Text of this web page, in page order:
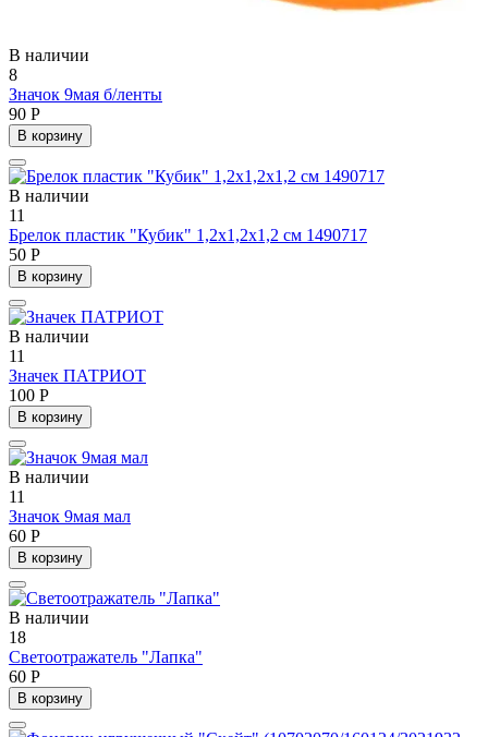
В наличии
8
Значок 9мая б/ленты
90 Р
В корзину
В наличии
11
Брелок пластик "Кубик" 1,2х1,2х1,2 см 1490717
50 Р
В корзину
В наличии
11
Значек ПАТРИОТ
100 Р
В корзину
В наличии
11
Значок 9мая мал
60 Р
В корзину
В наличии
18
Светоотражатель "Лапка"
60 Р
В корзину